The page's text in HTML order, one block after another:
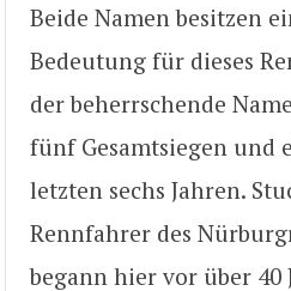
Beide Namen besitzen
Bedeutung für dieses
der beherrschende
fünf Gesamtsiegen und
letzten sechs Jahren.
Rennfahrer des
begann hier vor über 40